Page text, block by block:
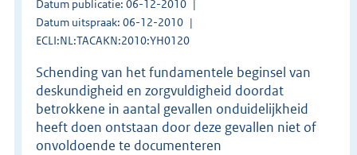
Datum publicatie: 06-12-2010
Datum uitspraak: 06-12-2010
ECLI:NL:TACAKN:2010:YH0120
Schending van het fundamentele beginsel van
deskundigheid en zorgvuldigheid doordat
betrokkene in aantal gevallen onduidelijkheid
heeft doen ontstaan door deze gevallen niet of
onvoldoende te documenteren